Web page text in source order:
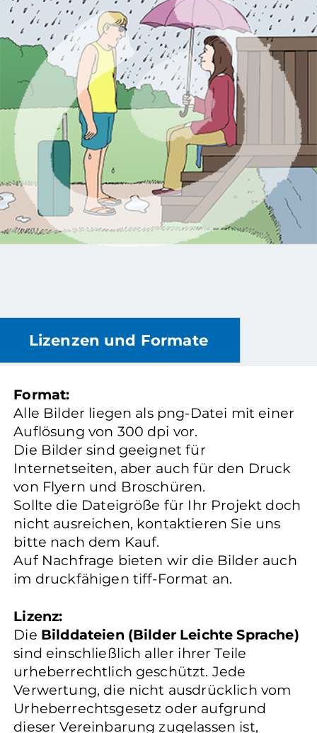
Lizenzen und Formate
Format:
Alle Bilder liegen als png-Datei mit einer
Auflösung von 300 dpi vor.
Die Bilder sind geeignet für
Internetseiten, aber auch für den Druck
von Flyern und Broschüren.
Sollte die Dateigröße für Ihr Projekt doch
nicht ausreichen, kontaktieren Sie uns
bitte nach dem Kauf.
Auf Nachfrage bieten wir die Bilder auch
im druckfähigen tiff-Format an.
Lizenz:
Die Bilddateien (Bilder Leichte Sprache)
sind einschließlich aller ihrer Teile
urheberrechtlich geschützt. Jede
Verwertung, die nicht ausdrücklich vom
Urheberrechtsgesetz oder aufgrund
dieser Vereinbarung zugelassen ist,